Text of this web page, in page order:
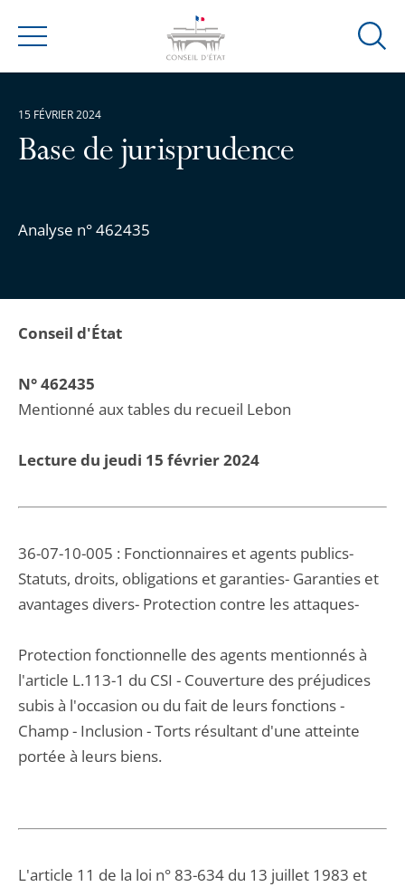
Menu
Ouvrir
Base de jurisprudence
Analyse n° 462435
15 FÉVRIER 2024
Conseil d'État
N° 462435
Mentionné aux tables du recueil Lebon
Lecture du jeudi 15 février 2024
36-07-10-005 : Fonctionnaires et agents publics-
Statuts, droits, obligations et garanties- Garanties et
avantages divers- Protection contre les attaques-
Protection fonctionnelle des agents mentionnés à
l'article L.113-1 du CSI - Couverture des préjudices
subis à l'occasion ou du fait de leurs fonctions -
Champ - Inclusion - Torts résultant d'une atteinte
portée à leurs biens.
L'article 11 de la loi n° 83-634 du 13 juillet 1983 et